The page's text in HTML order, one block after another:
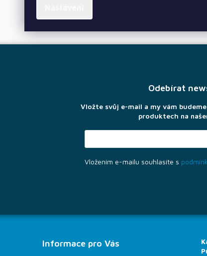
Odebírat
Vložte svůj e-mail a my vám
produktech na
Vložením e-mailu souhlasíte s
Informace pro Vás